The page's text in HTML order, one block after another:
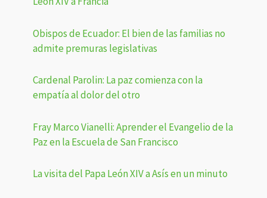
Obispos de Ecuador: El bien de las familias no
admite premuras legislativas
Cardenal Parolin: La paz comienza con la
empatía al dolor del otro
Fray Marco Vianelli: Aprender el Evangelio de la
Paz en la Escuela de San Francisco
La visita del Papa León XIV a Asís en un minuto